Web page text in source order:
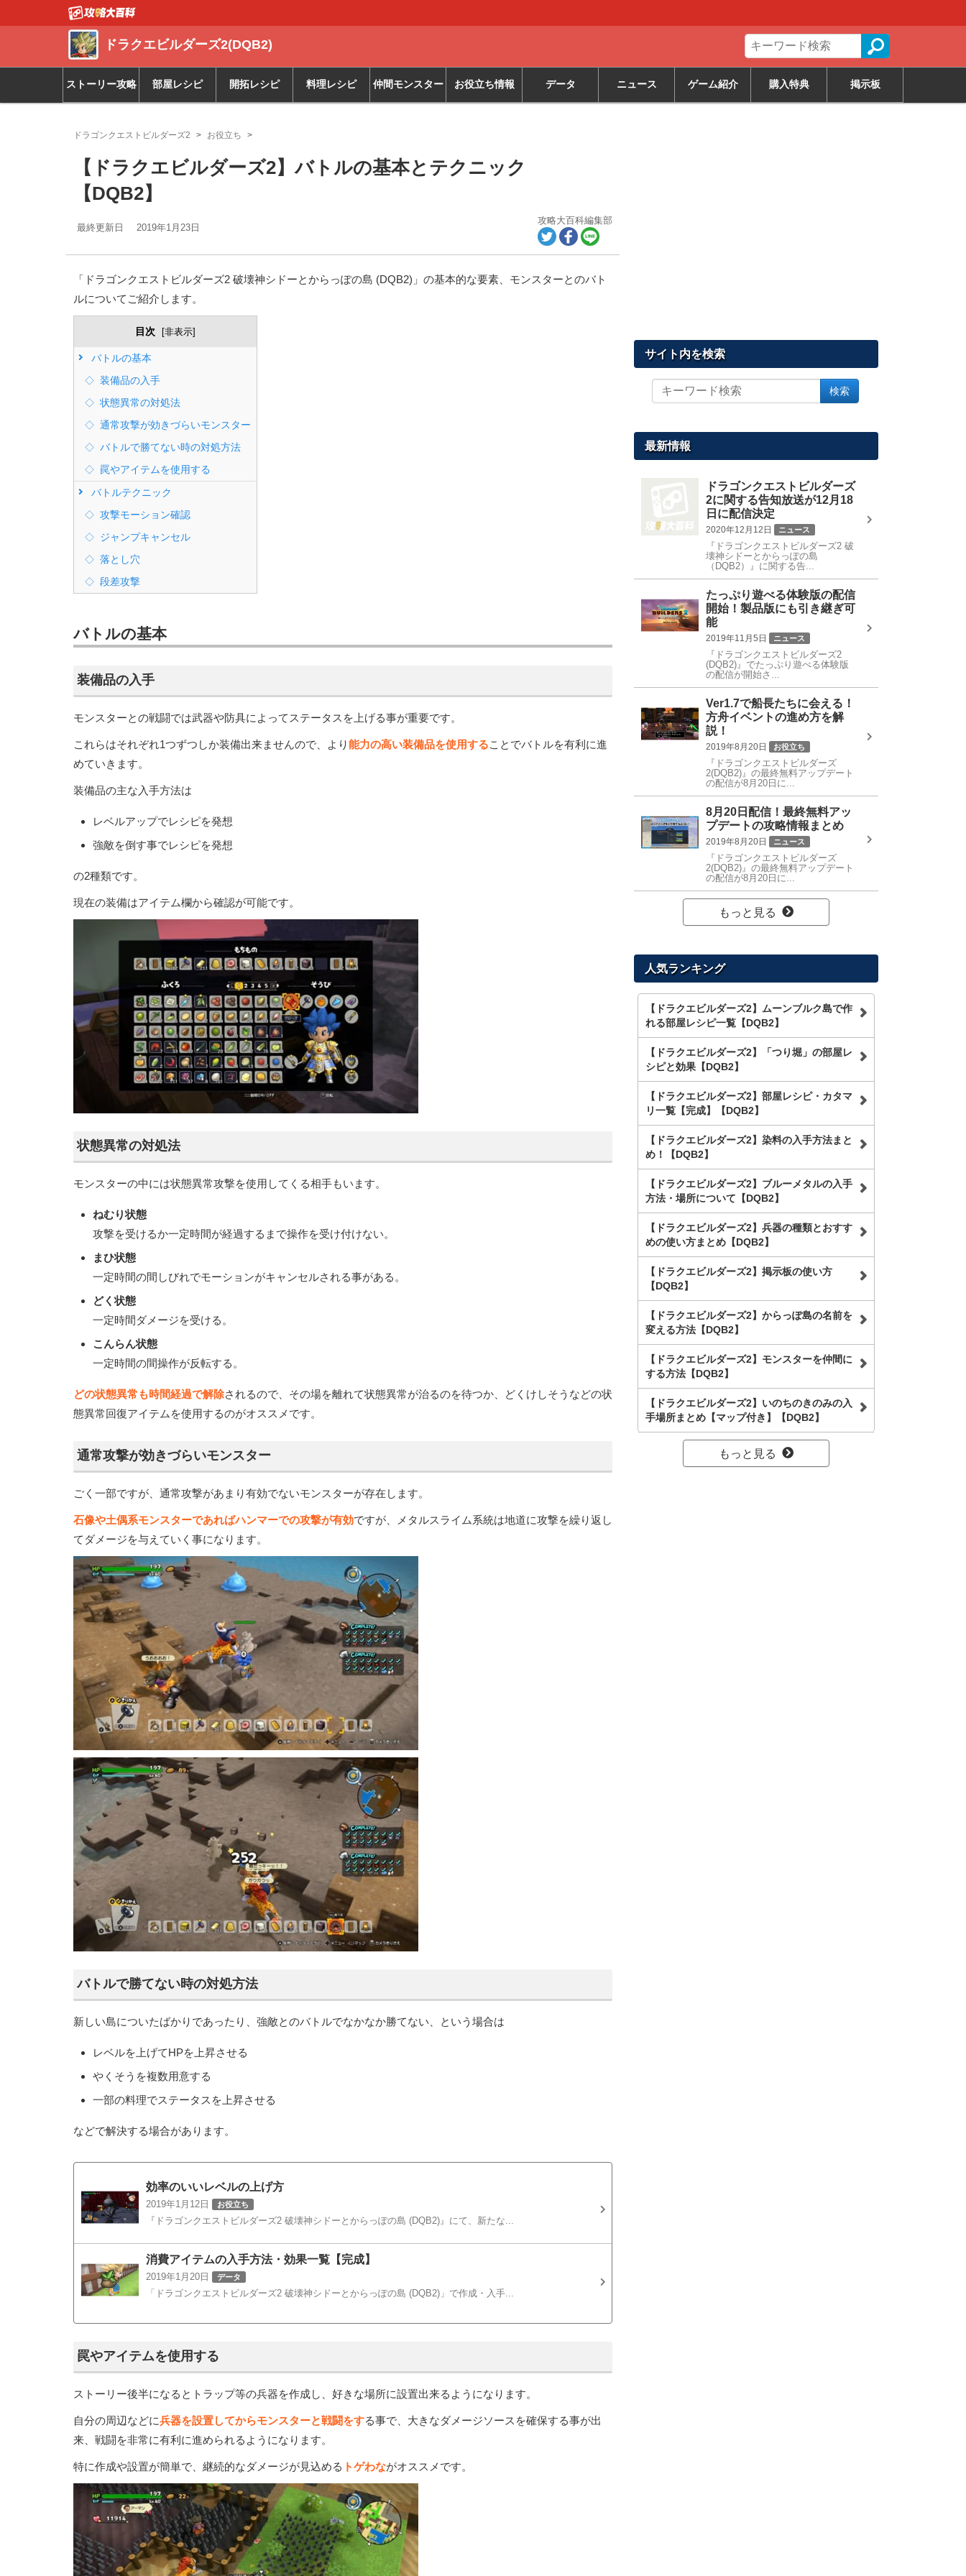
ドラクエビルダーズ2(DQB2)
ストーリー攻略 部屋レシピ 開拓レシピ 料理レシピ 仲間モンスター お役立ち情報 データ ニュース ゲーム紹介 購入特典 掲示板
ドラゴンクエストビルダーズ2 お役立ち
【ドラクエビルダーズ2】バトルの基本とテクニック
【DQB2】
最終更新日 2019年1月23日
攻略大百科編集部
「ドラゴンクエストビルダーズ2 破壊神シドーとからっぽの島 (DQB2)」の基本的な要素、モンスターとのバト
ルについてご紹介します。
目次 [非表示]
バトルの基本
装備品の入手
状態異常の対処法
通常攻撃が効きづらいモンスター
バトルで勝てない時の対処方法
罠やアイテムを使用する
バトルテクニック
攻撃モーション確認
ジャンプキャンセル
落とし穴
段差攻撃
バトルの基本
装備品の入手
モンスターとの戦闘では武器や防具によってステータスを上げる事が重要です。
これらはそれぞれ1つずつしか装備出来ませんので、より能力の高い装備品を使用することでバトルを有利に進
めていきます。
装備品の主な入手方法は
レベルアップでレシピを発想
強敵を倒す事でレシピを発想
の2種類です。
現在の装備はアイテム欄から確認が可能です。
状態異常の対処法
モンスターの中には状態異常攻撃を使用してくる相手もいます。
ねむり状態
攻撃を受けるか一定時間が経過するまで操作を受け付けない。
まひ状態
一定時間の間しびれでモーションがキャンセルされる事がある。
どく状態
一定時間ダメージを受ける。
こんらん状態
一定時間の間操作が反転する。
どの状態異常も時間経過で解除されるので、その場を離れて状態異常が治るのを待つか、どくけしそうなどの状
態異常回復アイテムを使用するのがオススメです。
通常攻撃が効きづらいモンスター
ごく一部ですが、通常攻撃があまり有効でないモンスターが存在します。
石像や土偶系モンスターであればハンマーでの攻撃が有効ですが、メタルスライム系統は地道に攻撃を繰り返し
てダメージを与えていく事になります。
バトルで勝てない時の対処方法
新しい島についたばかりであったり、強敵とのバトルでなかなか勝てない、という場合は
レベルを上げてHPを上昇させる
やくそうを複数用意する
一部の料理でステータスを上昇させる
などで解決する場合があります。
効率のいいレベルの上げ方
2019年1月12日 お役立ち
『ドラゴンクエストビルダーズ2 破壊神シドーとからっぽの島 (DQB2)』にて、新たな...
消費アイテムの入手方法・効果一覧【完成】
2019年1月20日 データ
「ドラゴンクエストビルダーズ2 破壊神シドーとからっぽの島 (DQB2)」で作成・入手...
罠やアイテムを使用する
ストーリー後半になるとトラップ等の兵器を作成し、好きな場所に設置出来るようになります。
自分の周辺などに兵器を設置してからモンスターと戦闘をする事で、大きなダメージソースを確保する事が出
来、戦闘を非常に有利に進められるようになります。
特に作成や設置が簡単で、継続的なダメージが見込める トゲわながオススメです。
サイト内を検索
イ
を
検索
最新情報
ドラゴンクエストビルダーズ
2に関する告知放送が12月18
日に配信決定
2020年12月12日 ニュース
『ドラゴンクエストビルダーズ2 破
壊神シドーとからっぽの島
（DQB2）』に関する告...
たっぷり遊べる体験版の配信
開始！製品版にも引き継ぎ可
能
2019年11月5日 ニュース
『ドラゴンクエストビルダーズ2
(DQB2)』でたっぷり遊べる体験版
の配信が開始さ...
Ver1.7で船長たちに会える！
方舟イベントの進め方を解
説！
2019年8月20日 お役立ち
『ドラゴンクエストビルダーズ
2(DQB2)』の最終無料アップデート
の配信が8月20日に...
8月20日配信！最終無料アッ
プデートの攻略情報まとめ
2019年8月20日 ニュース
『ドラゴンクエストビルダーズ
2(DQB2)』の最終無料アップデート
の配信が8月20日に...
もっと見る
人気ランキング
【ドラクエビルダーズ2】ムーンブルク島で作
れる部屋レシピ一覧【DQB2】
【ドラクエビルダーズ2】「つり堀」の部屋レ
シピと効果【DQB2】
【ドラクエビルダーズ2】部屋レシピ・カタマ
リ一覧【完成】【DQB2】
【ドラクエビルダーズ2】染料の入手方法まと
め！【DQB2】
【ドラクエビルダーズ2】ブルーメタルの入手
方法・場所について【DQB2】
【ドラクエビルダーズ2】兵器の種類とおすす
めの使い方まとめ【DQB2】
【ドラクエビルダーズ2】掲示板の使い方
【DQB2】
【ドラクエビルダーズ2】からっぽ島の名前を
変える方法【DQB2】
【ドラクエビルダーズ2】モンスターを仲間に
する方法【DQB2】
【ドラクエビルダーズ2】いのちのきのみの入
手場所まとめ【マップ付き】【DQB2】
もっと見る